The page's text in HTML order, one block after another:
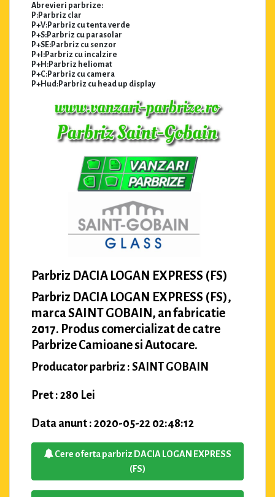
Abrevieri parbrize:
P:Parbriz clar
P+V:Parbriz cu tenta verde
P+S:Parbriz cu parasolar
P+SE:Parbriz cu senzor
P+I:Parbriz cu incalzire
P+H:Parbriz heliomat
P+C:Parbriz cu camera
P+Hud:Parbriz cu head up display
Parbriz DACIA LOGAN EXPRESS (FS)
Parbriz DACIA LOGAN EXPRESS (FS),
marca SAINT GOBAIN, an fabricatie
2017. Produs comercializat de catre
Parbrize Camioane si Autocare.
Producator parbriz : SAINT GOBAIN
Pret : 280 Lei
Data anunt : 2020-05-22 02:48:12
Cere oferta parbriz DACIA LOGAN EXPRESS
(FS)